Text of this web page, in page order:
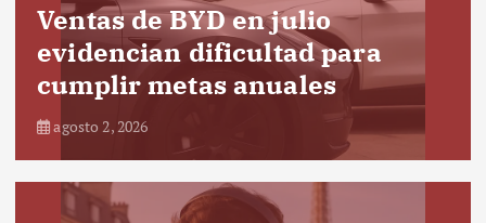
Ventas de BYD en julio
evidencian dificultad para
cumplir metas anuales
agosto 2, 2026